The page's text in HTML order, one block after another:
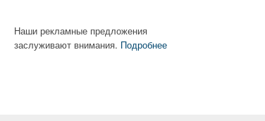
Наши рекламные предложения
заслуживают внимания. Подробнее